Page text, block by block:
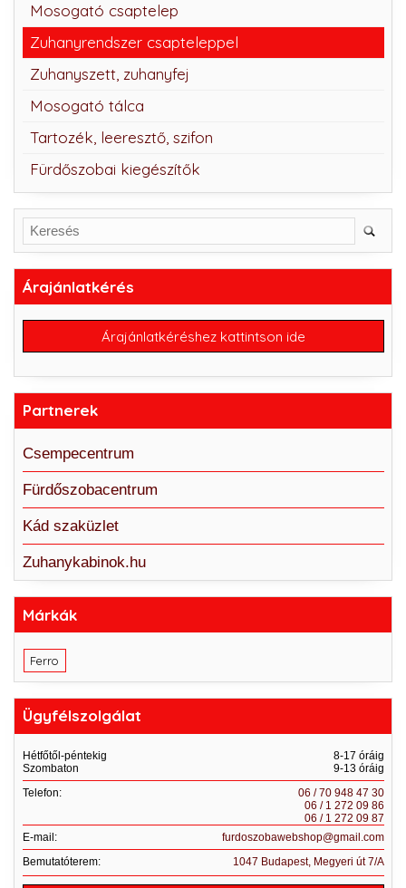
Mosogató csaptelep
Zuhanyrendszer csapteleppel
Zuhanyszett, zuhanyfej
Mosogató tálca
Tartozék, leeresztő, szifon
Fürdőszobai kiegészítők
Árajánlatkérés
Árajánlatkéréshez kattintson ide
Partnerek
Csempecentrum
Fürdőszobacentrum
Kád szaküzlet
Zuhanykabinok.hu
Márkák
Ferro
Ügyfélszolgálat
Hétfőtől-péntekig
8-17 óráig
Szombaton
9-13 óráig
Telefon:
06 / 70 948 47 30
06 / 1 272 09 86
06 / 1 272 09 87
E-mail:
furdoszobawebshop@gmail.com
Bemutatóterem:
1047 Budapest, Megyeri út 7/A